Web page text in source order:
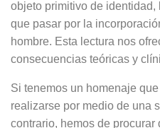
objeto primitivo de
que pasar por la
hombre. Esta lectura nos
consecuencias teóricas y
Si tenemos un homenaje
realizarse por medio de una
contrario, hemos de procurar